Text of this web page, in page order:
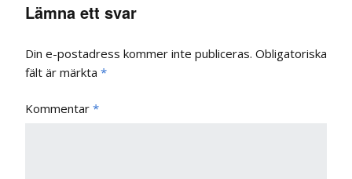
Lämna ett svar
Din e-postadress kommer inte publiceras. Obligatoriska
fält är märkta *
Kommentar *